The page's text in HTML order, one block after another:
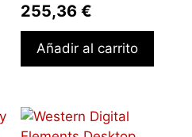
255,36 €
Añadir al carrito